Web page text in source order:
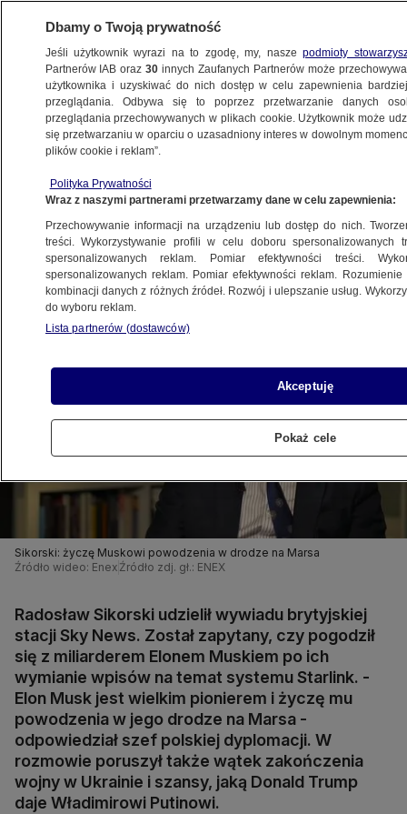
ŚWIAT
w drodze na Marsa
21.03.2025, 09:41
Udostępnij
Sikorski: życzę Muskowi powodzenia w drodze na Marsa
Źródło wideo: Enex Źródło zdj. gł.: ENEX
Radosław Sikorski udzielił wywiadu brytyjskiej
stacji Sky News. Został zapytany, czy pogodził
się z miliarderem Elonem Muskiem po ich
wymianie wpisów na temat systemu Starlink. -
Elon Musk jest wielkim pionierem i życzę mu
powodzenia w jego drodze na Marsa -
odpowiedział szef polskiej dyplomacji. W
rozmowie poruszył także wątek zakończenia
wojny w Ukrainie i szansy, jaką Donald Trump
daje Władimirowi Putinowi.
Dbamy o Twoją prywatność
Jeśli użytkownik wyrazi na to zgodę, my, naszepodmioty
Partnerów IAB oraz30 innych Zaufanych Partnerów może
użytkownika i uzyskiwać do nich dostęp w celu zapewnienia
przeglądania. Odbywa się to poprzez przetwarzanie danych
przeglądania przechowywanych w plikach cookie. Użytkownik może
się przetwarzaniu w oparciu o uzasadniony interes w dowolnym
plików cookie i reklam”.
Polityka Prywatności
Wraz z naszymi partnerami przetwarzamy dane w celu zapewnienia:
Przechowywanie informacji na urządzeniu lub dostęp do nich.
treści. Wykorzystywanie profili w celu doboru spersonalizowanych
spersonalizowanych reklam. Pomiar efektywności treści.
spersonalizowanych reklam. Pomiar efektywności reklam.
kombinacji danych z różnych źródeł. Rozwój i ulepszanie usług.
do wyboru reklam.
Lista partnerów (dostawców)
Akceptuję
Pokaż cele